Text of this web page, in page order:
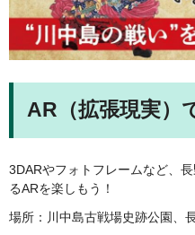
AR（拡張現実）
3DARやフォトフレームなど、
るARを楽しもう！
場所：川中島古戦場史跡公園、